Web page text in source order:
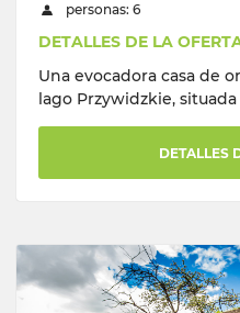
personas: 6
DETALLES DE LA
Una evocadora casa de
lago Przywidzkie, situada
DETALLES